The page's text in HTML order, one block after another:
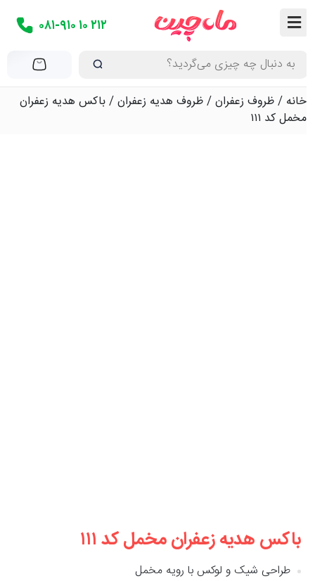
۰۸۱-۹۱۰ ۱۰ ۲۱۲
خانه/ ظروف زعفران/ظروف هدیه زعفران/ باکس هدیه زعفران
مخمل کد ۱۱۱
باکس هدیه زعفران مخمل کد ۱۱۱
طراحی شیک و لوکس با رویه مخمل